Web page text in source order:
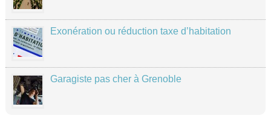
Exonération ou réduction taxe d’habitation
Garagiste pas cher à Grenoble